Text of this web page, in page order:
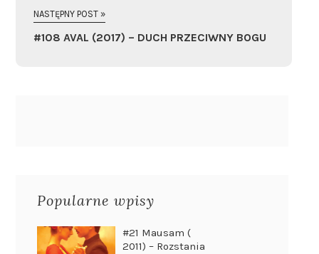
NASTĘPNY POST »
#108 AVAL (2017) – DUCH PRZECIWNY BOGU
Popularne wpisy
#21 Mausam (
2011) – Rozstania